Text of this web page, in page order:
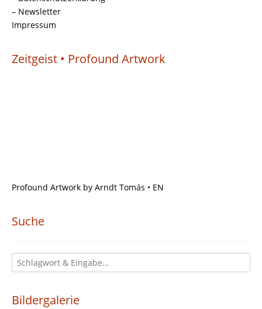
– Newsletter
Impressum
Zeitgeist • Profound Artwork
Profound Artwork by Arndt Tomás • EN
Suche
Bildergalerie